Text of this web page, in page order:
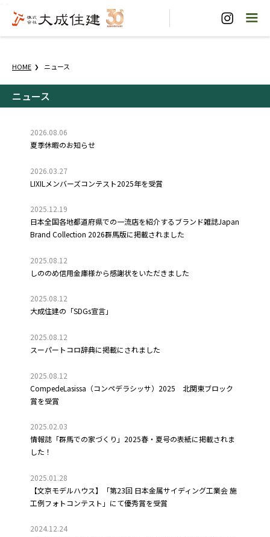
HOME ニュース
ニュース
2026.08.06
夏季休暇のお知らせ
2026.03.27
LIXILメンバーズコンテスト2025年を受賞
2025.12.19
日本全国各地都道府県での一流店を紹介するブランド雑誌Japan
Brand Collection 2026群馬版に掲載されました
2025.08.12
しののめ信用金庫様から感謝状をいただきました
2025.08.12
大成住建の「SDGs宣言」
2025.08.12
スーパートコロ辞典に掲載にされました
2025.08.12
CompedeLasissa（コンペデラシッサ）2025 北関東ブロック
賞を受賞
2025.02.03
情報誌「群馬での家づくり」2025春・夏号の表紙に掲載されま
した！
2025.01.28
【文京モデルハウス】「第23回 日本金属サイディング工業会 施
工例フォトコンテスト」にて優秀賞を受賞
2024.12.24